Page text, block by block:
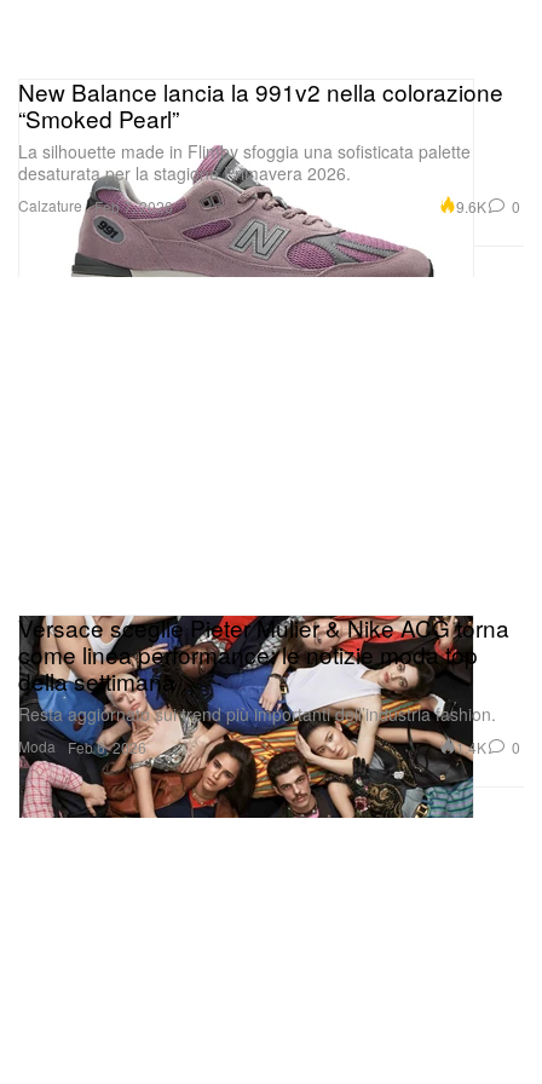
agenda: la “Playful Pink” aprirà le danze a fine
agosto, seguita a ruota dalla “Midnight Navy” a
settembre.
Calzature
New Balance lancia la 991v2 nella colorazione
“Smoked Pearl”
La silhouette made in Flimby sfoggia una sofisticata palette
desaturata per la stagione Primavera 2026.
Feb 7, 2026 9.6K 0
Moda
Versace sceglie Pieter Mulier & Nike ACG torna
come linea performance: le notizie moda top
della settimana
Resta aggiornato sui trend più importanti dell’industria fashion.
Feb 6, 2026 1.4K 0